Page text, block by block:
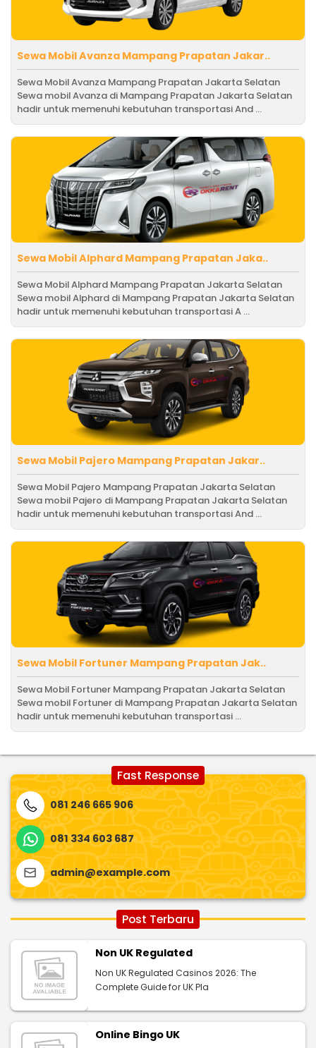
Sewa Mobil Avanza Mampang Prapatan Jakar..
Sewa Mobil Avanza Mampang Prapatan Jakarta Selatan
Sewa mobil Avanza di Mampang Prapatan Jakarta Selatan
hadir untuk memenuhi kebutuhan transportasi And ...
Sewa Mobil Alphard Mampang Prapatan Jaka..
Sewa Mobil Alphard Mampang Prapatan Jakarta Selatan
Sewa mobil Alphard di Mampang Prapatan Jakarta Selatan
hadir untuk memenuhi kebutuhan transportasi A ...
Sewa Mobil Pajero Mampang Prapatan Jakar..
Sewa Mobil Pajero Mampang Prapatan Jakarta Selatan
Sewa mobil Pajero di Mampang Prapatan Jakarta Selatan
hadir untuk memenuhi kebutuhan transportasi And ...
Sewa Mobil Fortuner Mampang Prapatan Jak..
Sewa Mobil Fortuner Mampang Prapatan Jakarta Selatan
Sewa mobil Fortuner di Mampang Prapatan Jakarta Selatan
hadir untuk memenuhi kebutuhan transportasi ...
Fast Response
081 246 665 906
081 334 603 687
admin@example.com
Post Terbaru
Non UK Regulated
Non UK Regulated Casinos 2026: The
Complete Guide for UK Pla
Online Bingo UK